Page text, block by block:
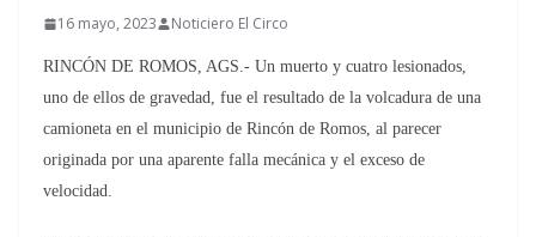
16 mayo, 2023 Noticiero El Circo
RINCÓN DE ROMOS, AGS.- Un muerto y cuatro lesionados,
uno de ellos de gravedad, fue el resultado de la volcadura de una
camioneta en el municipio de Rincón de Romos, al parecer
originada por una aparente falla mecánica y el exceso de
velocidad.